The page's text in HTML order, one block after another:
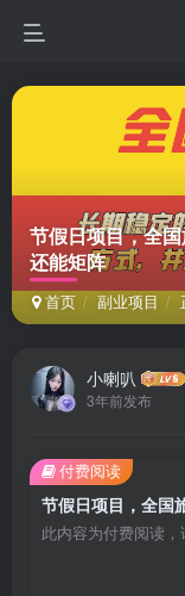
节假日项目，全
还能矩阵
首页 副业项目
小喇叭
3年前发布
此内容为付费阅读
付费阅读